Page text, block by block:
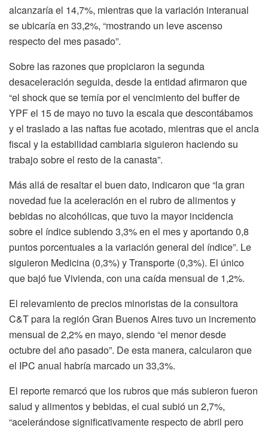
alcanzaría el 14,7%, mientras que la variación interanual
se ubicaría en 33,2%, “mostrando un leve ascenso
respecto del mes pasado”.
Sobre las razones que propiciaron la segunda
desaceleración seguida, desde la entidad afirmaron que
“el shock que se temía por el vencimiento del buffer de
YPF el 15 de mayo no tuvo la escala que descontábamos
y el traslado a las naftas fue acotado, mientras que el ancla
fiscal y la estabilidad cambiaria siguieron haciendo su
trabajo sobre el resto de la canasta”.
Más allá de resaltar el buen dato, indicaron que “la gran
novedad fue la aceleración en el rubro de alimentos y
bebidas no alcohólicas, que tuvo la mayor incidencia
sobre el índice subiendo 3,3% en el mes y aportando 0,8
puntos porcentuales a la variación general del índice”. Le
siguieron Medicina (0,3%) y Transporte (0,3%). El único
que bajó fue Vivienda, con una caída mensual de 1,2%.
El relevamiento de precios minoristas de la consultora
C&T para la región Gran Buenos Aires tuvo un incremento
mensual de 2,2% en mayo, siendo “el menor desde
octubre del año pasado”. De esta manera, calcularon que
el IPC anual habría marcado un 33,3%.
El reporte remarcó que los rubros que más subieron fueron
salud y alimentos y bebidas, el cual subió un 2,7%,
“acelerándose significativamente respecto de abril pero